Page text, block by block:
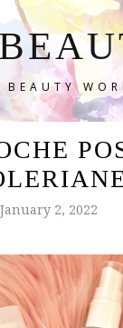
BEAUTY
January 2, 2022